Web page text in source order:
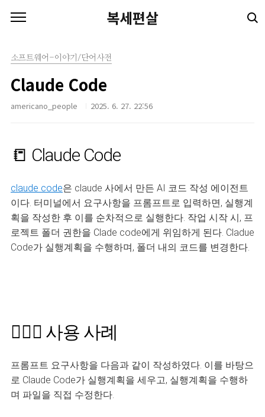
복세편살
소프트웨어-이야기/단어사전
Claude Code
americano_people 2025. 6. 27. 22:56
📒 Claude Code
claude code은 claude 사에서 만든 AI 코드 작성 에이전트
이다. 터미널에서 요구사항을 프롬프트로 입력하면, 실행계
획을 작성한 후 이를 순차적으로 실행한다. 작업 시작 시, 프
로젝트 폴더 권한을 Clade code에게 위임하게 된다. Cladue
Code가 실행계획을 수행하며, 폴더 내의 코드를 변경한다.
🏃🏻‍♀️ 사용 사례
프롬프트 요구사항을 다음과 같이 작성하였다. 이를 바탕으
로 Claude Code가 실행계획을 세우고, 실행계획을 수행하
며 파일을 직접 수정한다.